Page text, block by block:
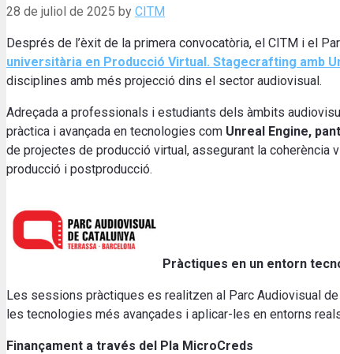
28 de juliol de 2025 by CITM
Després de l’èxit de la primera convocatòria, el CITM i el
universitària en Producció Virtual. Stagecrafting amb
disciplines amb més projecció dins el sector audiovisual.
Adreçada a professionals i estudiants dels àmbits
pràctica i avançada en tecnologies com Unreal Engine,
de projectes de producció virtual, assegurant la
producció i postproducció.
Pràctiques en un entorn
Les sessions pràctiques es realitzen al Parc Audiovisual
les tecnologies més avançades i aplicar-les en entorns
Finançament a través del Pla MicroCreds